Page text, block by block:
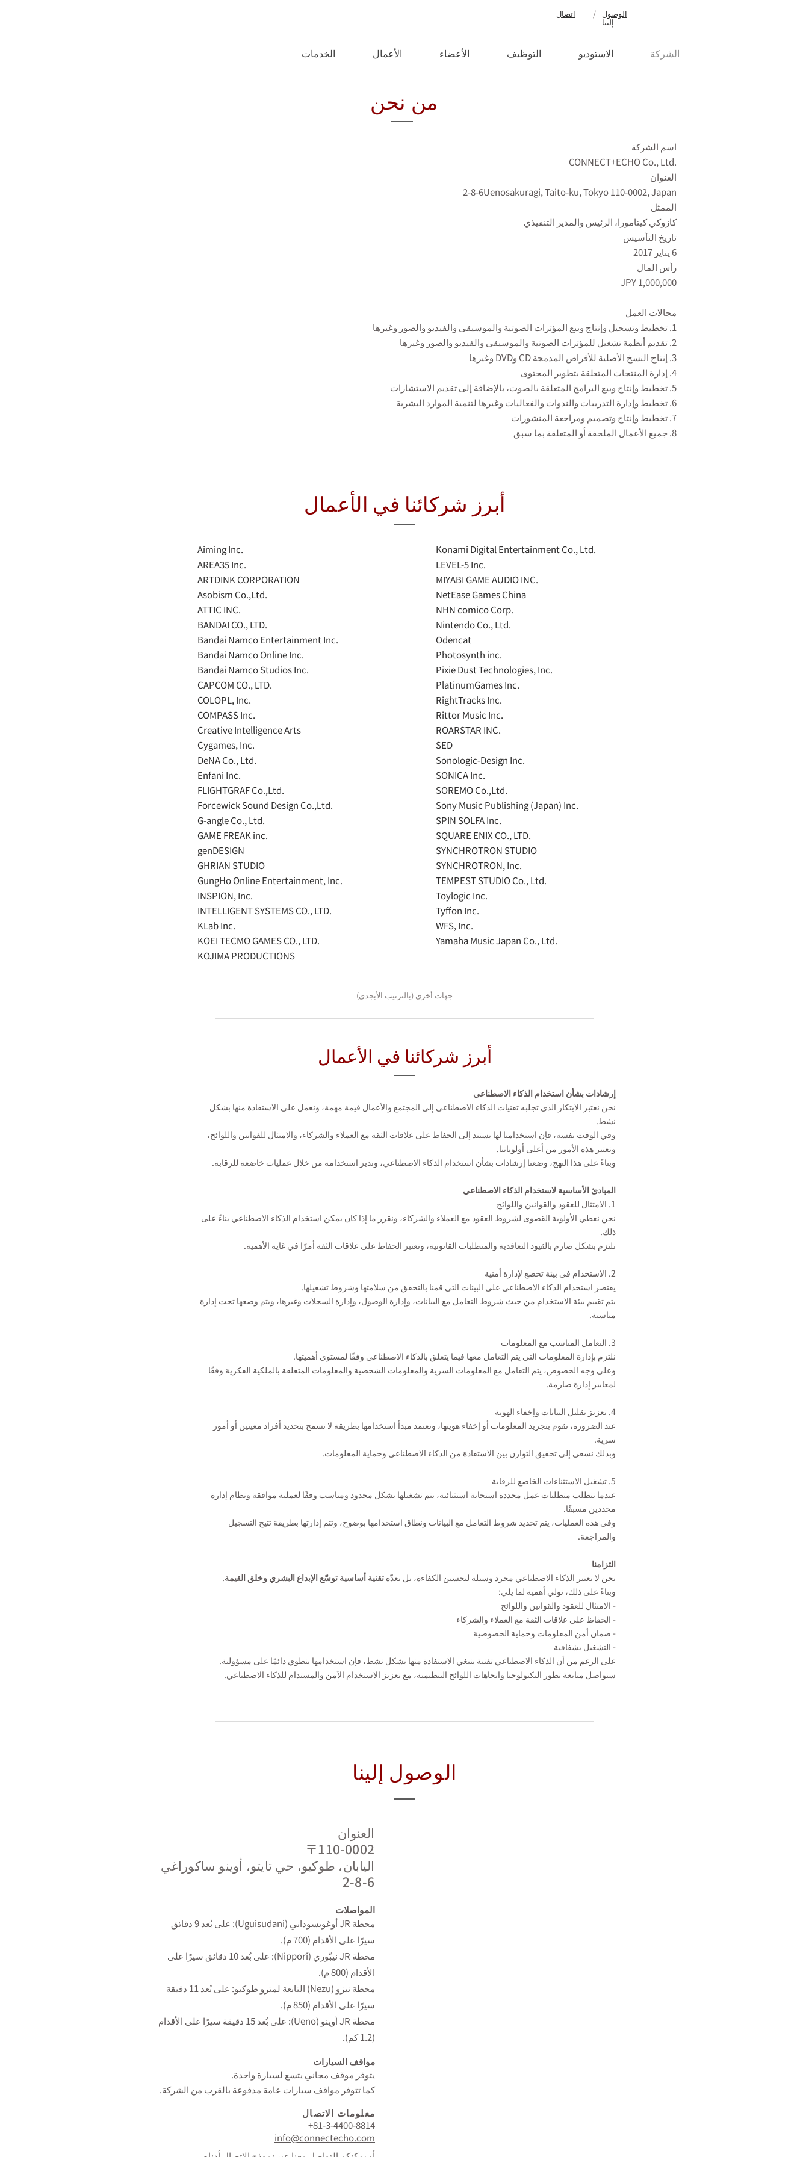
اتصال / ‫الوصول
إلينا
الخدمات الأعمال الأعضاء التوظيف الاستوديو الشركة
من نحن
اسم الشركة
.CONNECT+ECHO Co., Ltd
العنوان
2-8-6Uenosakuragi, Taito-ku, Tokyo 110-0002, Japan
الممثل
كازوكي كيتامورا، الرئيس والمدير التنفيذي
تاريخ التأسيس
6 يناير 2017
رأس المال
1,000,000 JPY
مجالات العمل
1. تخطيط وتسجيل وإنتاج وبيع المؤثرات الصوتية والموسيقى والفيديو والصور وغيرها
2. تقديم أنظمة تشغيل للمؤثرات الصوتية والموسيقى والفيديو والصور وغيرها
3. إنتاج النسخ الأصلية للأقراص المدمجة CD وDVD وغيرها
4. إدارة المنتجات المتعلقة بتطوير المحتوى
5. تخطيط وإنتاج وبيع البرامج المتعلقة بالصوت، بالإضافة إلى تقديم الاستشارات
6. تخطيط وإدارة التدريبات والندوات والفعاليات وغيرها لتنمية الموارد البشرية
7. تخطيط وإنتاج وتصميم ومراجعة المنشورات
8. جميع الأعمال الملحقة أو المتعلقة بما سبق
أبرز شركائنا في الأعمال
Aiming Inc.
AREA35 Inc.
ARTDINK CORPORATION
Asobism Co.,Ltd.
ATTIC INC.
BANDAI CO., LTD.
Bandai Namco Entertainment Inc.
Bandai Namco Online Inc.
Bandai Namco Studios Inc.
CAPCOM CO., LTD.
COLOPL, Inc.
COMPASS Inc.
Creative Intelligence Arts
Cygames, Inc.
DeNA Co., Ltd.
Enfani Inc.
FLIGHTGRAF Co.,Ltd.
Forcewick Sound Design Co.,Ltd.
G-angle Co., Ltd.
GAME FREAK inc.
genDESIGN
GHRIAN STUDIO
GungHo Online Entertainment, Inc.
INSPION, Inc.
INTELLIGENT SYSTEMS CO., LTD.
KLab Inc.
KOEI TECMO GAMES CO., LTD.
KOJIMA PRODUCTIONS
Konami Digital Entertainment Co., Ltd.
LEVEL-5 Inc.
MIYABI GAME AUDIO INC.
NetEase Games China
NHN comico Corp.
Nintendo Co., Ltd.
Odencat
Photosynth inc.
Pixie Dust Technologies, Inc.
PlatinumGames Inc.
RightTracks Inc.
Rittor Music Inc.
ROARSTAR INC.
SED
Sonologic-Design Inc.
SONICA Inc.
SOREMO Co.,Ltd.
Sony Music Publishing (Japan) Inc.
SPIN SOLFA Inc.
SQUARE ENIX CO., LTD.
SYNCHROTRON STUDIO
SYNCHROTRON, Inc.
TEMPEST STUDIO Co., Ltd.
Toylogic Inc.
Tyffon Inc.
WFS, Inc.
Yamaha Music Japan Co., Ltd.
جهات أخرى (بالترتيب الأبجدي)
أبرز شركائنا في الأعمال
إرشادات بشأن استخدام الذكاء الاصطناعي
نحن نعتبر الابتكار الذي تجلبه تقنيات الذكاء الاصطناعي إلى المجتمع والأعمال قيمة مهمة، ونعمل على الاستفادة منها بشكل
نشط.
وفي الوقت نفسه، فإن استخدامنا لها يستند إلى الحفاظ على علاقات الثقة مع العملاء والشركاء، والامتثال للقوانين واللوائح،
ونعتبر هذه الأمور من أعلى أولوياتنا.
وبناءً على هذا النهج، وضعنا إرشادات بشأن استخدام الذكاء الاصطناعي، وندير استخدامه من خلال عمليات خاضعة للرقابة.
المبادئ الأساسية لاستخدام الذكاء الاصطناعي
1. الامتثال للعقود والقوانين واللوائح
نحن نعطي الأولوية القصوى لشروط العقود مع العملاء والشركاء، ونقرر ما إذا كان يمكن استخدام الذكاء الاصطناعي بناءً على
ذلك.
نلتزم بشكل صارم بالقيود التعاقدية والمتطلبات القانونية، ونعتبر الحفاظ على علاقات الثقة أمرًا في غاية الأهمية.
2. الاستخدام في بيئة تخضع لإدارة أمنية
يقتصر استخدام الذكاء الاصطناعي على البيئات التي قمنا بالتحقق من سلامتها وشروط تشغيلها.
يتم تقييم بيئة الاستخدام من حيث شروط التعامل مع البيانات، وإدارة الوصول، وإدارة السجلات وغيرها، ويتم وضعها تحت إدارة
مناسبة.
3. التعامل المناسب مع المعلومات
نلتزم بإدارة المعلومات التي يتم التعامل معها فيما يتعلق بالذكاء الاصطناعي وفقًا لمستوى أهميتها.
وعلى وجه الخصوص، يتم التعامل مع المعلومات السرية والمعلومات الشخصية والمعلومات المتعلقة بالملكية الفكرية وفقًا
لمعايير إدارة صارمة.
4. تعزيز تقليل البيانات وإخفاء الهوية
عند الضرورة، نقوم بتجريد المعلومات أو إخفاء هويتها، ونعتمد مبدأ استخدامها بطريقة لا تسمح بتحديد أفراد معينين أو أمور
سرية.
وبذلك نسعى إلى تحقيق التوازن بين الاستفادة من الذكاء الاصطناعي وحماية المعلومات.
5. تشغيل الاستثناءات الخاضع للرقابة
عندما تتطلب متطلبات عمل محددة استجابة استثنائية، يتم تشغيلها بشكل محدود ومناسب وفقًا لعملية موافقة ونظام إدارة
محددين مسبقًا.
وفي هذه العمليات، يتم تحديد شروط التعامل مع البيانات ونطاق استخدامها بوضوح، وتتم إدارتها بطريقة تتيح التسجيل
والمراجعة.
التزامنا
نحن لا نعتبر الذكاء الاصطناعي مجرد وسيلة لتحسين الكفاءة، بل نعدّه تقنية أساسية توسّع الإبداع البشري وخلق القيمة.
وبناءً على ذلك، نولي أهمية لما يلي:
- الامتثال للعقود والقوانين واللوائح
- الحفاظ على علاقات الثقة مع العملاء والشركاء
- ضمان أمن المعلومات وحماية الخصوصية
- التشغيل بشفافية
على الرغم من أن الذكاء الاصطناعي تقنية ينبغي الاستفادة منها بشكل نشط، فإن استخدامها ينطوي دائمًا على مسؤولية.
سنواصل متابعة تطور التكنولوجيا واتجاهات اللوائح التنظيمية، مع تعزيز الاستخدام الآمن والمستدام للذكاء الاصطناعي.
الوصول إلينا
العنوان
〒110-0002
‫اليابان، طوكيو، حي تايتو، أوينو ساكوراغي
المواصلات​
محطة JR أوغويسوداني (Uguisudani): على بُعد 9 دقائق
سيرًا على الأقدام (700 م).
محطة JR نيبّوري (Nippori): على بُعد 10 دقائق سيرًا على
الأقدام (800 م).
محطة نيزو (Nezu) التابعة لمترو طوكيو: على بُعد 11 دقيقة
سيرًا على الأقدام (850 م).
محطة JR أوينو (Ueno): على بُعد 15 دقيقة سيرًا على الأقدام
(1.2 كم).
مواقف السيارات
يتوفر موقف مجاني يتسع لسيارة واحدة.
كما تتوفر مواقف سيارات عامة مدفوعة بالقرب من الشركة.
معلومات الاتصال
+81-3-4400-8814
info@connectecho.com